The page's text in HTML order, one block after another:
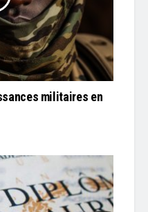
militaires en